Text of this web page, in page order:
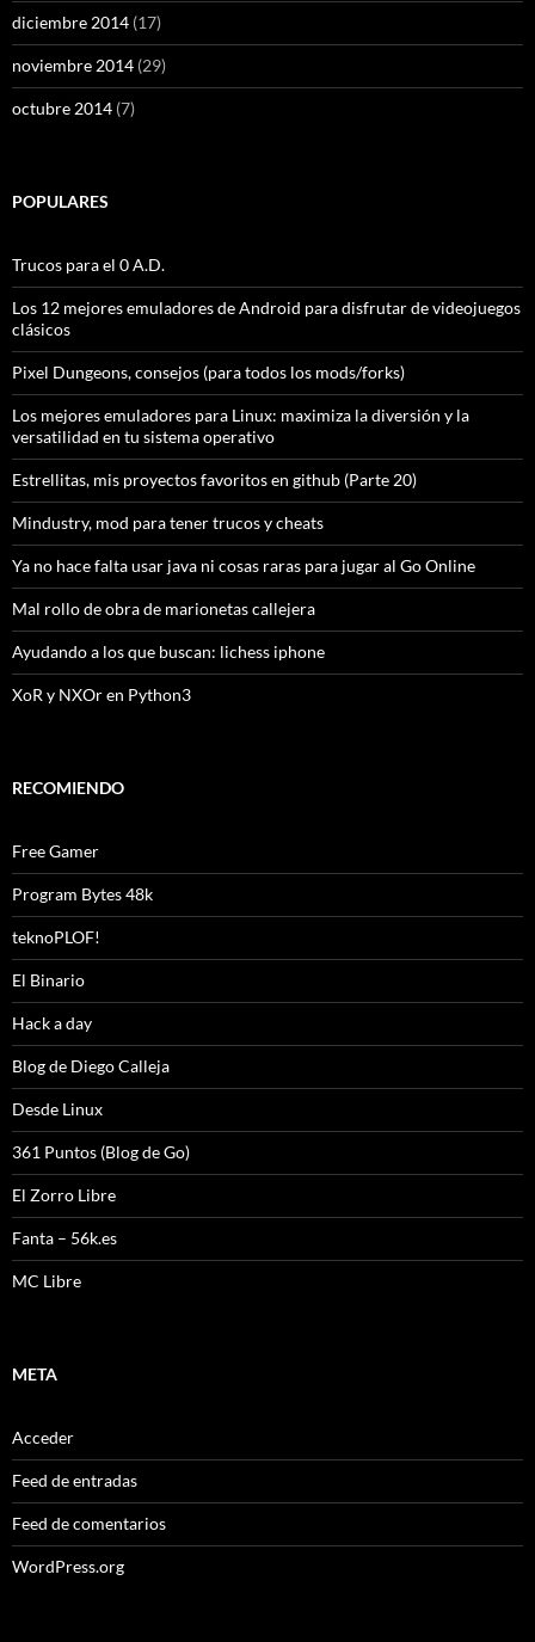
diciembre 2014 (17)
noviembre 2014 (29)
octubre 2014 (7)
POPULARES
Trucos para el 0 A.D.
Los 12 mejores emuladores de Android para disfrutar de videojuegos
clásicos
Pixel Dungeons, consejos (para todos los mods/forks)
Los mejores emuladores para Linux: maximiza la diversión y la
versatilidad en tu sistema operativo
Estrellitas, mis proyectos favoritos en github (Parte 20)
Mindustry, mod para tener trucos y cheats
Ya no hace falta usar java ni cosas raras para jugar al Go Online
Mal rollo de obra de marionetas callejera
Ayudando a los que buscan: lichess iphone
XoR y NXOr en Python3
RECOMIENDO
Free Gamer
Program Bytes 48k
teknoPLOF!
El Binario
Hack a day
Blog de Diego Calleja
Desde Linux
361 Puntos (Blog de Go)
El Zorro Libre
Fanta – 56k.es
MC Libre
META
Acceder
Feed de entradas
Feed de comentarios
WordPress.org